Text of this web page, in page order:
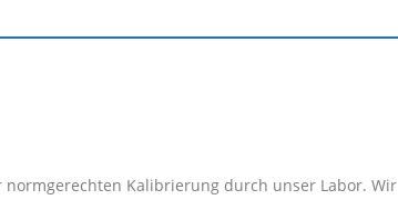
normgerechten Kalibrierung durch unser Labor. Wir